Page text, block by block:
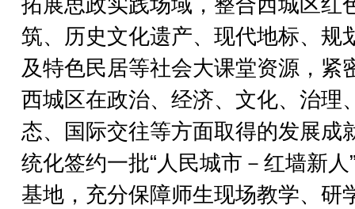
拓展思政实践场域，整合西城区红
筑、历史文化遗产、现代地标、规
及特色民居等社会大课堂资源，紧
西城区在政治、经济、文化、治理
态、国际交往等方面取得的发展成
统化签约一批“人民城市－红墙新人
基地，充分保障师生现场教学、研